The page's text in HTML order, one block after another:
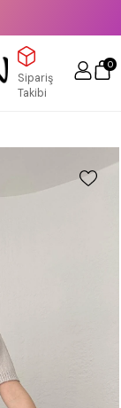
Sipariş
Takibi
0